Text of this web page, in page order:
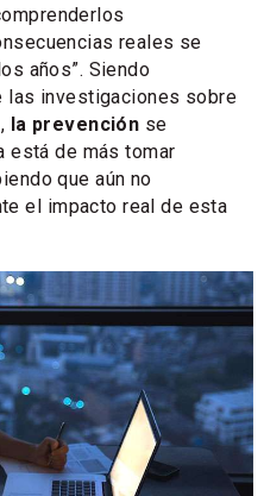
reales se
años”. Siendo
las investigaciones sobre
la prevención se
está de más tomar
que aún no
el impacto real de esta